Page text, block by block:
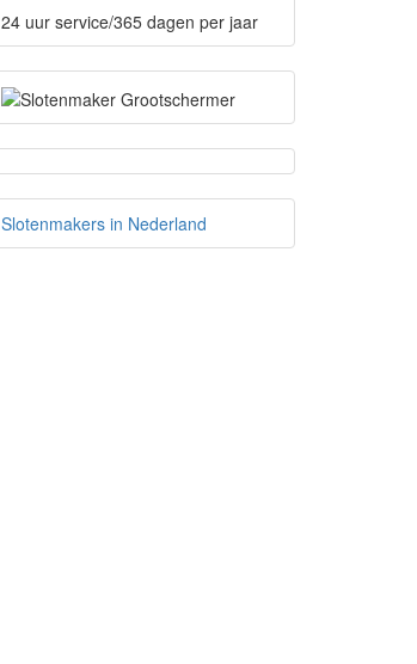
24 uur service/365 dagen per jaar
Slotenmakers in Nederland